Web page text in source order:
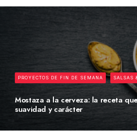
PROYECTOS DE FIN DE SEMANA SALSAS
Mostaza a la cerveza: la receta
suavidad y carácter